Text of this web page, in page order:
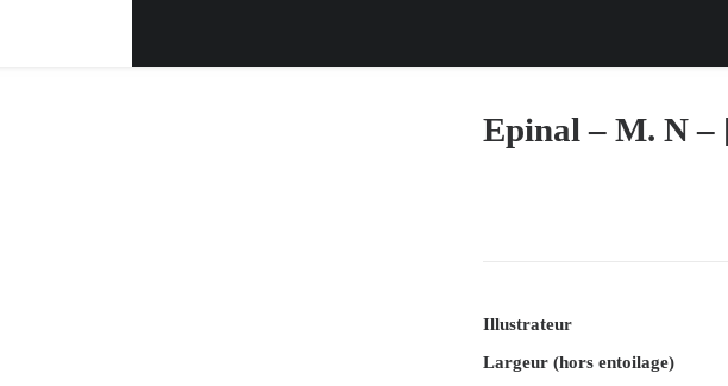
Epinal – M. N –
Illustrateur
Largeur (hors entoilage)